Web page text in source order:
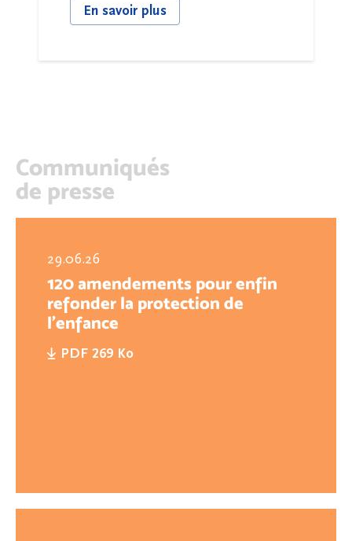
En savoir plus
Communiqués
de presse
29.06.26
120 amendements pour enfin
refonder la protection de
l'enfance
PDF 269 Ko